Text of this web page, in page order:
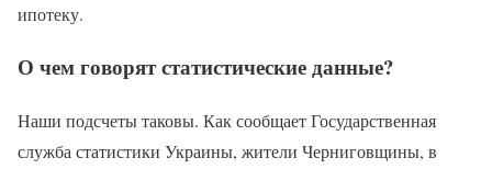
ипотеку.
О чем говорят статистические данные?
Наши подсчеты таковы. Как сообщает Государственная
служба статистики Украины, жители Черниговщины, в